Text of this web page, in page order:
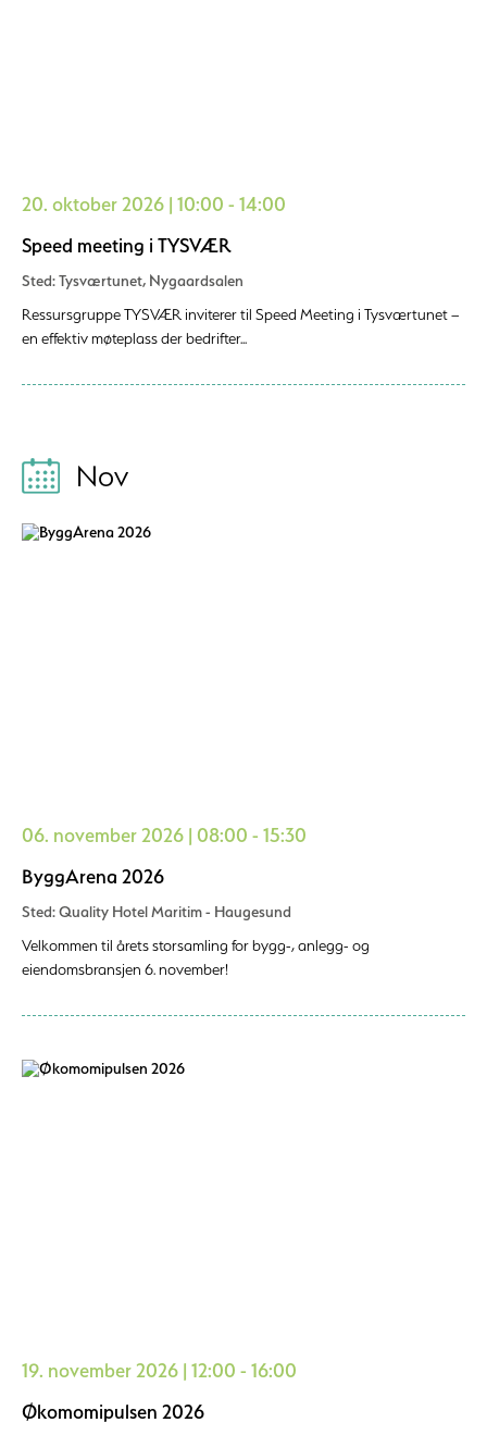
20. oktober 2026 | 10:00 - 14:00
Speed meeting i TYSVÆR
Sted: Tysværtunet, Nygaardsalen
Ressursgruppe TYSVÆR inviterer til Speed Meeting i Tysværtunet –
en effektiv møteplass der bedrifter...
Nov
06. november 2026 | 08:00 - 15:30
ByggArena 2026
Sted: Quality Hotel Maritim - Haugesund
Velkommen til årets storsamling for bygg-, anlegg- og
eiendomsbransjen 6. november!
19. november 2026 | 12:00 - 16:00
Økomomipulsen 2026